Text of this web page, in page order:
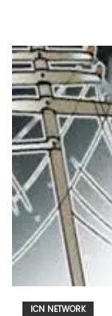
ICN NETWORK